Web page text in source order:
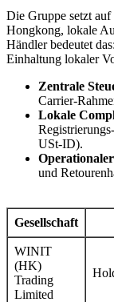
Die Gruppe setzt
Hongkong, lokale
Händler bedeutet
Einhaltung lokaler
Zentrale
Carrier-
Lokale
USt-ID).
und
Gesellschaft
WINIT
(HK)
Trading
Limited